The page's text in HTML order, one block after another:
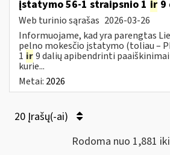
įstatymo 56-1 straipsnio 1 ir 9
Web turinio sąrašas 2026-03-26
Informuojame, kad yra parengtas
pelno mokesčio įstatymo (toliau –
1 ir9 dalių apibendrinti
kurie...
Metai: 2026
20 Įrašų(-ai)
Rodoma nuo 1,881